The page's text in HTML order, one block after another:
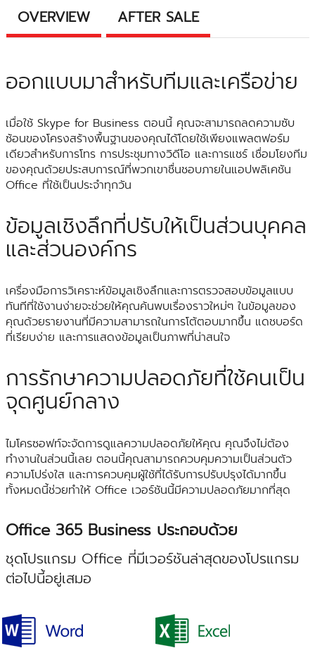
OVERVIEW AFTER SALE
ออกแบบมาสำหรับทีมและเครือข่าย
เมื่อใช้ Skype for Business ตอนนี้ คุณจะสามารถลดความซับ
ซ้อนของโครงสร้างพื้นฐานของคุณได้โดยใช้เพียงแพลตฟอร์ม
เดียวสำหรับการโทร การประชุมทางวิดีโอ และการแชร์ เชื่อมโยงทีม
ของคุณด้วยประสบการณ์ที่พวกเขาชื่นชอบภายในแอปพลิเคชัน
Office ที่ใช้เป็นประจำทุกวัน
ข้อมูลเชิงลึกที่ปรับให้เป็นส่วนบุคคล
และส่วนองค์กร
เครื่องมือการวิเคราะห์ข้อมูลเชิงลึกและการตรวจสอบข้อมูลแบบ
ทันทีที่ใช้งานง่ายจะช่วยให้คุณค้นพบเรื่องราวใหม่ๆ ในข้อมูลของ
คุณด้วยรายงานที่มีความสามารถในการโต้ตอบมากขึ้น แดชบอร์ด
ที่เรียบง่าย และการแสดงข้อมูลเป็นภาพที่น่าสนใจ
การรักษาความปลอดภัยที่ใช้คนเป็น
จุดศูนย์กลาง
ไมโครซอฟท์จะจัดการดูแลความปลอดภัยให้คุณ คุณจึงไม่ต้อง
ทำงานในส่วนนี้เลย ตอนนี้คุณสามารถควบคุมความเป็นส่วนตัว
ความโปร่งใส และการควบคุมผู้ใช้ที่ได้รับการปรับปรุงได้มากขึ้น
ทั้งหมดนี้ช่วยทำให้ Office เวอร์ชันนี้มีความปลอดภัยมากที่สุด
Office 365 Business ประกอบด้วย
ชุดโปรแกรม Office ที่มีเวอร์ชันล่าสุดของโปรแกรม
ต่อไปนี้อยู่เสมอ